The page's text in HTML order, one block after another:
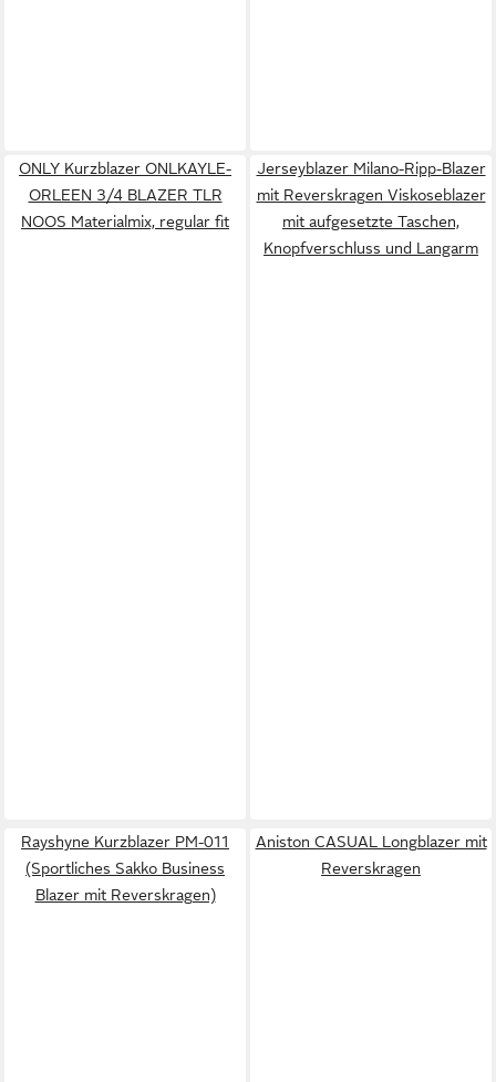
ONLY Kurzblazer ONLKAYLE-
ORLEEN 3/4 BLAZER TLR
NOOS Materialmix, regular fit
Jerseyblazer Milano-Ripp-Blazer
mit Reverskragen Viskoseblazer
mit aufgesetzte Taschen,
Knopfverschluss und Langarm
Rayshyne Kurzblazer PM-011
(Sportliches Sakko Business
Blazer mit Reverskragen)
Aniston CASUAL Longblazer mit
Reverskragen